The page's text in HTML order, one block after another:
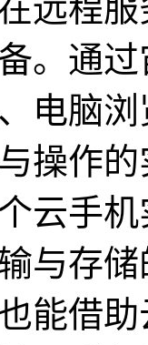
远程
。通
电脑
操作
云手
与存
能借